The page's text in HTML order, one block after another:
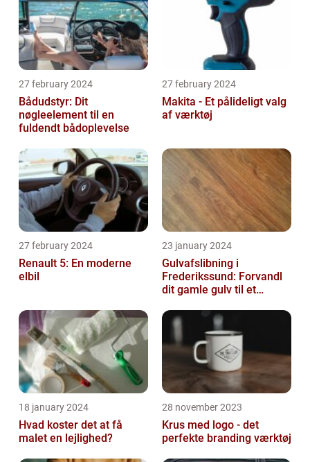
27 february 2024
Bådudstyr: Dit
nøgleelement til en
fuldendt bådoplevelse
27 february 2024
Makita - Et pålideligt valg
af værktøj
27 february 2024
Renault 5: En moderne
elbil
23 january 2024
Gulvafslibning i
Frederikssund: Forvandl
dit gamle gulv til et
18 january 2024
Hvad koster det at få
malet en lejlighed?
28 november 2023
Krus med logo - det
perfekte branding værktøj